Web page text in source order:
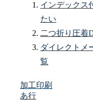
インデックス
たい
二つ折り圧着
ダイレクトメ
覧
加工印刷
あ行